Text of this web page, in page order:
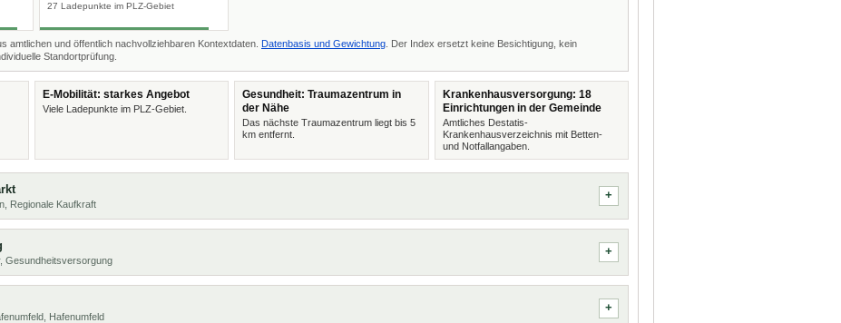
27 Ladepunkte im PLZ-Gebiet
amtlichen und öffentlich nachvollziehbaren Kontextdaten. Datenbasis und Gewichtung . Der Index ersetzt keine Besichtigung, kein
Standortprüfung.
E-Mobilität: starkes Angebot
Viele Ladepunkte im PLZ-Gebiet.
Gesundheit: Traumazentrum in
der Nähe
Das nächste Traumazentrum liegt bis 5
km entfernt.
Krankenhausversorgung: 18
Einrichtungen in der Gemeinde
Amtliches Destatis-
Krankenhausverzeichnis mit Betten-
und Notfallangaben.
Regionale Kaufkraft
Gesundheitsversorgung
Hafenumfeld